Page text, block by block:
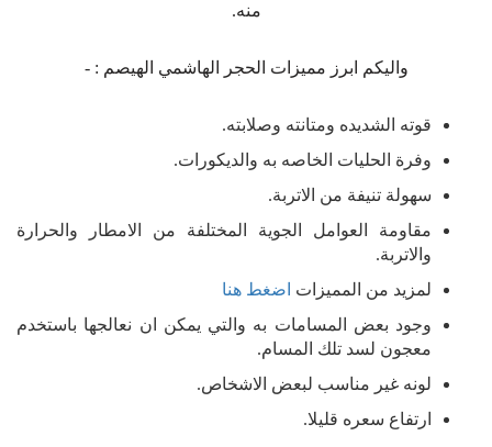
منه.
واليكم ابرز مميزات الحجر الهاشمي الهيصم : -
قوته الشديده ومتانته وصلابته.
وفرة الحليات الخاصه به والديكورات.
سهولة تنيفة من الاتربة.
مقاومة العوامل الجوية المختلفة من الامطار والحرارة
والاتربة.
لمزيد من المميزات اضغط هنا
وجود بعض المسامات به والتي يمكن ان نعالجها باستخدم
معجون لسد تلك المسام.
لونه غير مناسب لبعض الاشخاص.
ارتفاع سعره قليلا.